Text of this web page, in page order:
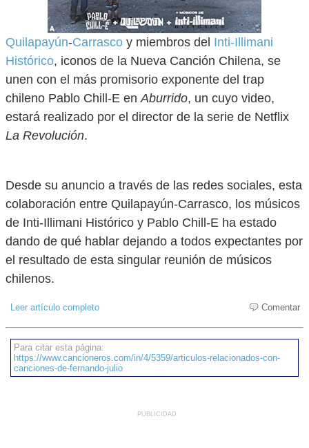
Quilapayún-Carrasco y miembros del Inti-Illimani
Histórico, iconos de la Nueva Canción Chilena, se
unen con el más promisorio exponente del trap
chileno Pablo Chill-E enAburrido, un cuyo video,
estará realizado por el director de la serie de Netflix
La Revolución.
Desde su anuncio a través de las redes sociales, esta
colaboración entre Quilapayún-Carrasco, los músicos
de Inti-Illimani Histórico y Pablo Chill-E ha estado
dando de qué hablar dejando a todos expectantes por
el resultado de esta singular reunión de músicos
chilenos.
Leer artículo completo Comentar
Para citar esta página:
https://www.cancioneros.com/in/4/5359/articulos-relacionados-con-
canciones-de-fernando-julio
PUBLICIDAD